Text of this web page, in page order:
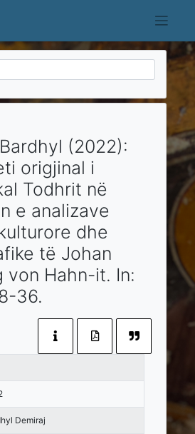
(2022):
origjinal i
Todhrit në
e analizave
dhe
të Johan
von Hahn-it. In:
36.
Demiraj